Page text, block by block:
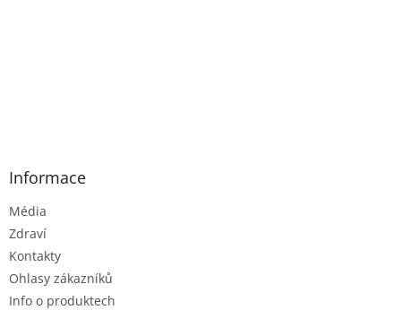
Informace
Média
Zdraví
Kontakty
Ohlasy zákazníků
Info o produktech